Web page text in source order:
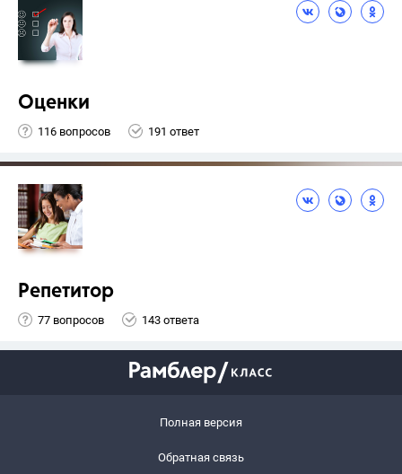
Оценки
116 вопросов 191 ответ
Репетитор
77 вопросов 143 ответа
Полная версия
Обратная связь